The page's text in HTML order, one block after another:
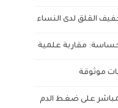
القلق لدى النساء
مقاربة علمية
موثوقة
على ضغط الدم